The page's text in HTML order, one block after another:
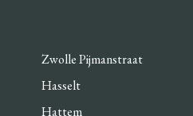
Zwolle Pijmanstraat
Hasselt
Hattem